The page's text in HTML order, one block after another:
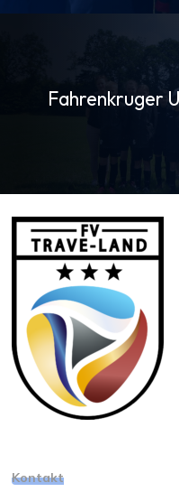
Fahrenkruger
Kontakt